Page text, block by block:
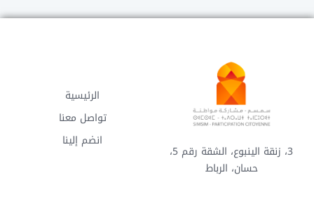
3، زنقة الينبوع، الشقة رقم 5،
حسان، الرباط
تواصل معنا
انضم إلينا